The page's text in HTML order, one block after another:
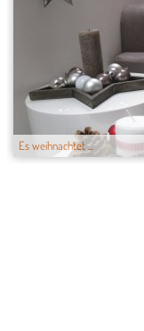
Es weihnachtet ...